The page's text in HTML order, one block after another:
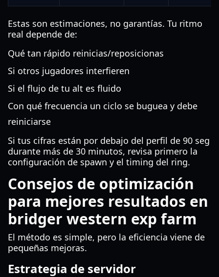
Estas son estimaciones, no garantías. Tu ritmo
real depende de:
Qué tan rápido reinicias/reposicionas
Si otros jugadores interfieren
Si el flujo de tu alt es fluido
Con qué frecuencia un ciclo se buguea y debe
reiniciarse
Si tus cifras están por debajo del perfil de 90 seg
durante más de 30 minutos, revisa primero la
configuración de spawn y el timing del ring.
Consejos de optimización
para mejores resultados en
bridger western exp farm
El método es simple, pero la eficiencia viene de
pequeñas mejoras.
Estrategia de servidor